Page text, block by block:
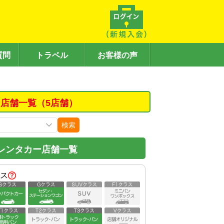
問 トラベル お客様の声
舗一覧（5店舗）
検索
ンタカー店舗一覧